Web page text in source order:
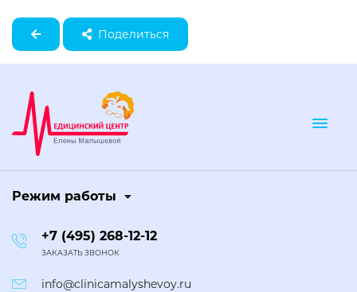
Поделиться
Режим работы
+7 (495) 268-12-12
ЗАКАЗАТЬ ЗВОНОК
info@clinicamalyshevoy.ru